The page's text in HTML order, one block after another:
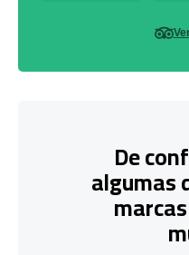
De
algumas